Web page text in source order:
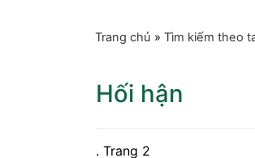
Trang chủ » Tìm kiếm theo
Hối hận
. Trang 2